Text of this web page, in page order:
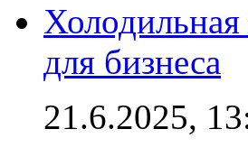
для бизнеса
21.6.2025,